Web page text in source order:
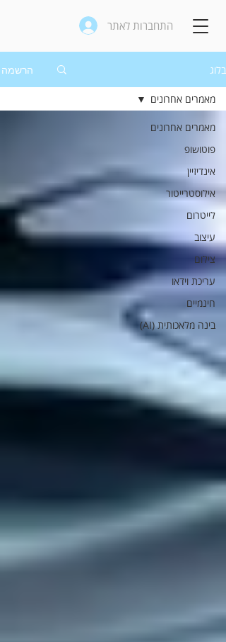
התחברות לאתר
בלוג הרשמה
מאמרים אחרונים
פוטושופ
אינדיזיין
אילוסטרייטור
לייטרום
עיצוב
צילום
עריכת וידאו
חינמיים
בינה מלאכותית (AI)
מאמרים אחרונים